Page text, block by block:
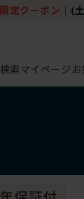
限定クーポン (
検索マイページ